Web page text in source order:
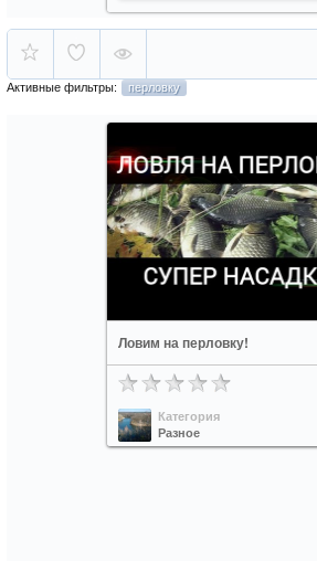
Активные фильтры: перловку
Ловим на перловку!
Категория
Разное